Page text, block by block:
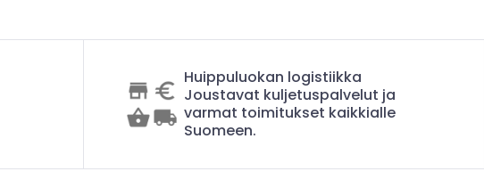
Huippuluokan logistiikka
Joustavat kuljetuspalvelut ja
varmat toimitukset kaikkialle
Suomeen.